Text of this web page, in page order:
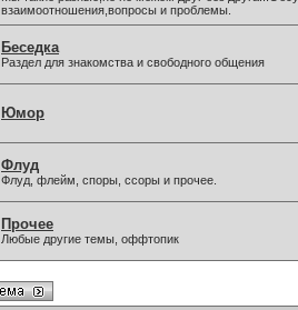
взаимоотношения,вопросы и проблемы.
Беседка
Раздел для знакомства и свободного общения
Юмор
Флуд
Флуд, флейм, споры, ссоры и прочее.
Прочее
Любые другие темы, оффтопик